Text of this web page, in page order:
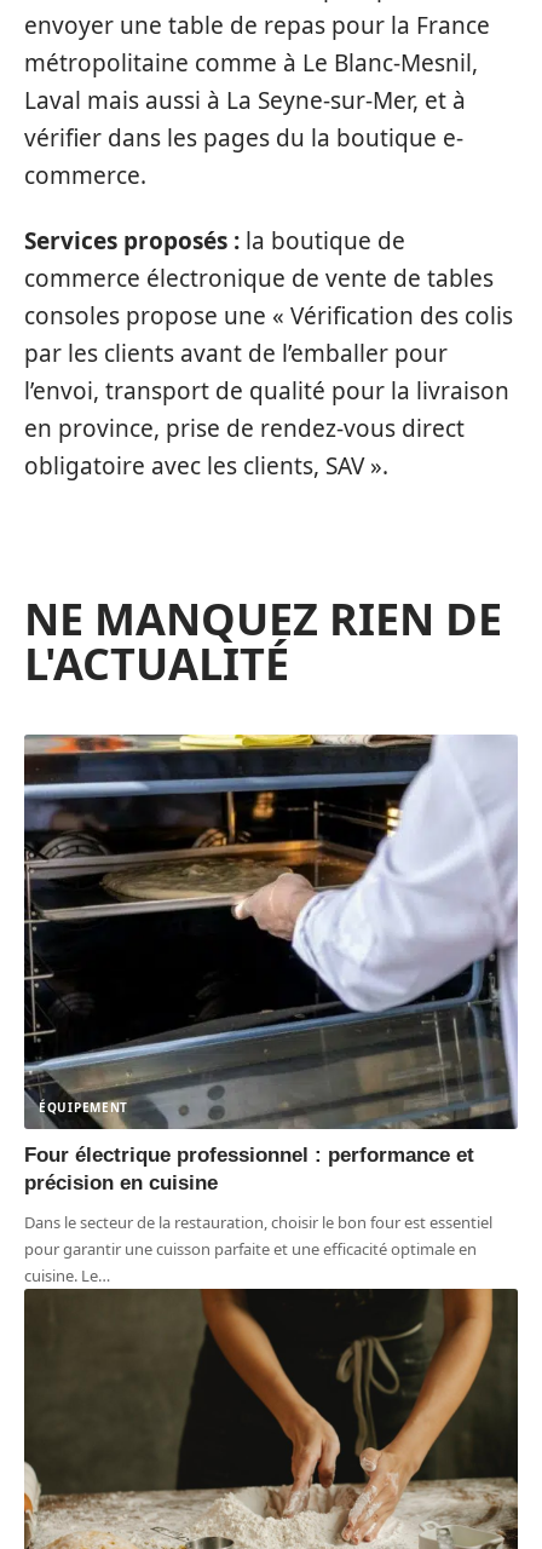
envoyer une table de repas pour la France
métropolitaine comme à Le Blanc-Mesnil,
Laval mais aussi à La Seyne-sur-Mer, et à
vérifier dans les pages du la boutique e-
commerce.
Services proposés : la boutique de
commerce électronique de vente de tables
consoles propose une « Vérification des colis
par les clients avant de l’emballer pour
l’envoi, transport de qualité pour la livraison
en province, prise de rendez-vous direct
obligatoire avec les clients, SAV ».
NE MANQUEZ RIEN DE
L'ACTUALITÉ
ÉQUIPEMENT
Four électrique professionnel : performance et
précision en cuisine
Dans le secteur de la restauration, choisir le bon four est essentiel
pour garantir une cuisson parfaite et une efficacité optimale en
cuisine. Le…